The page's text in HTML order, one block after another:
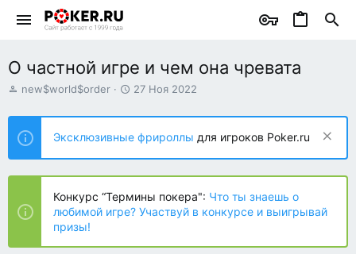
О частной игре и чем она чревата
А
т
о
р
т
е
ы
new$world$order
Д
т
н
а
ч
л
а
27 Ноя 2022
Эксклюзивные фрироллы для игроков Poker.ru
Конкурс “Термины покера": Что ты знаешь о
любимой игре? Участвуй в конкурсе и выигрывай
призы!